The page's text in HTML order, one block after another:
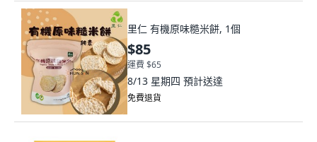
里仁 有機原味糙米餅, 1個
$85
運費 $65
8/13 星期四 預計送達
免費退貨